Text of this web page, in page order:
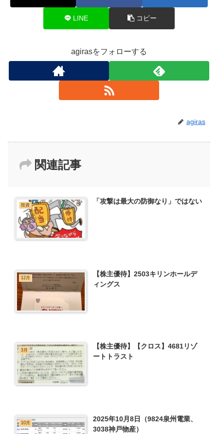
LINE コピー
agirasをフォローする
agiras
関連記事
投資 「攻撃は最大の防御なり」ではない
12月
【株主優待】2503キリンホールデ
ィングス
3月
【株主優待】【クロス】4681リゾ
ートトラスト
10月
2025年10月8日（9824泉州電業、
3038神戸物産）